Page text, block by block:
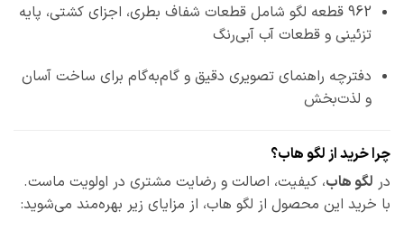
962 قطعه لگو شامل قطعات شفاف بطری، اجزای کشتی، پایه
تزئینی و قطعات آب آبی‌رنگ
دفترچه راهنمای تصویری دقیق و گام‌به‌گام برای ساخت آسان
و لذت‌بخش
چرا خرید از لگو هاب؟
درلگو هاب، کیفیت، اصالت و رضایت مشتری در اولویت ماست.
با خرید این محصول از لگو هاب، از مزایای زیر بهره‌مند می‌شوید: